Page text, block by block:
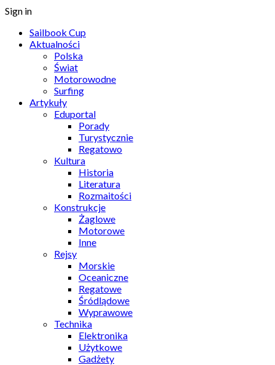
Sign in
Sailbook Cup
Aktualności
Polska
Świat
Motorowodne
Surfing
Artykuły
Eduportal
Porady
Turystycznie
Regatowo
Kultura
Historia
Literatura
Rozmaitości
Konstrukcje
Żaglowe
Motorowe
Inne
Rejsy
Morskie
Oceaniczne
Regatowe
Śródlądowe
Wyprawowe
Technika
Elektronika
Użytkowe
Gadżety